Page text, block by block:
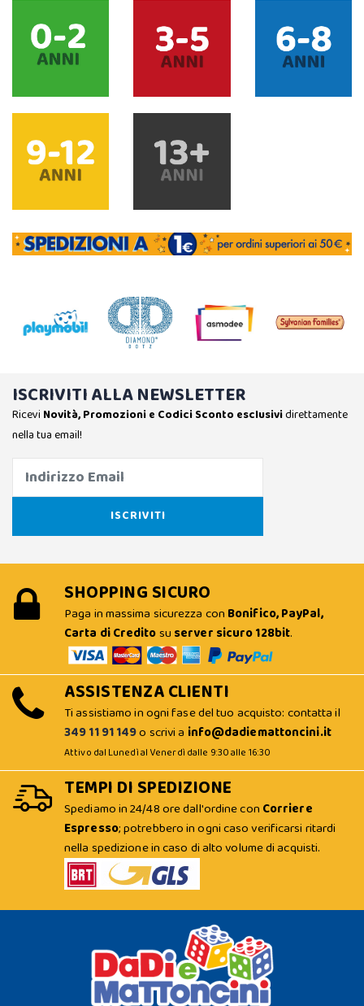
ISCRIVITI ALLA NEWSLETTER
Ricevi Novità, Promozioni e Codici Sconto esclusividirettamente
nella tua email!
SHOPPING SICURO
Paga in massima sicurezza con Bonifico, PayPal,
Carta di Creditosu server sicuro 128bit.
ASSISTENZA CLIENTI
Ti assistiamo in ogni fase del tuo acquisto: contatta il
349 11 91 149o scrivi a info@dadiemattoncini.it
Attivo dal Lunedì al Venerdì dalle 9:30 alle 16:30
TEMPI DI SPEDIZIONE
Spediamo in 24/48 ore dall'ordine con Corriere
Espresso; potrebbero in ogni caso verificarsi ritardi
nella spedizione in caso di alto volume di acquisti.